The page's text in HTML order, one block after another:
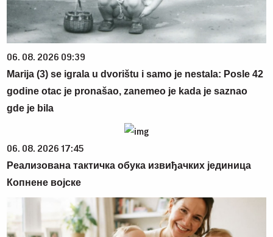
06. 08. 2026 09:39
Marija (3) se igrala u dvorištu i samo je nestala: Posle 42
godine otac je pronašao, zanemeo je kada je saznao
gde je bila
06. 08. 2026 17:45
Реализована тактичка обука извиђачких јединица
Копнене војске